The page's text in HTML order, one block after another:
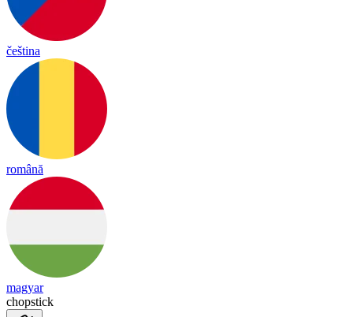
čeština
română
magyar
chopstick